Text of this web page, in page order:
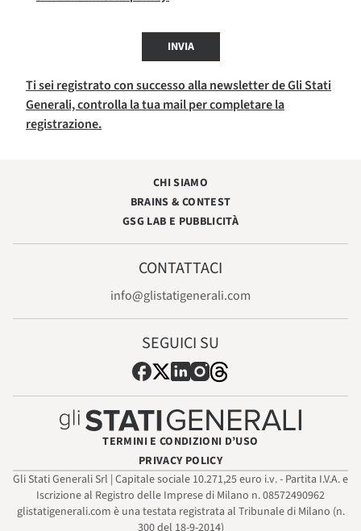
INVIA
Ti sei registrato con successo alla newsletter de Gli Stati
Generali, controlla la tua mail per completare la
registrazione.
CHI SIAMO
BRAINS & CONTEST
GSG LAB E PUBBLICITÀ
CONTATTACI
info@glistatigenerali.com
SEGUICI SU
TERMINI E CONDIZIONI D’USO
PRIVACY POLICY
Gli Stati Generali Srl | Capitale sociale 10.271,25 euro i.v. - Partita I.V.A. e
Iscrizione al Registro delle Imprese di Milano n. 08572490962
glistatigenerali.com è una testata registrata al Tribunale di Milano (n.
300 del 18-9-2014)